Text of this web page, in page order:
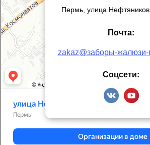
Пермь, улица
Почта:
zakaz@заборы-
Соцсети: